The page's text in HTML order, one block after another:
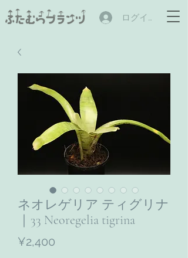
ログイン
ネオレゲリア ティグリナ
｜33 Neoregelia tigrina
¥2,400